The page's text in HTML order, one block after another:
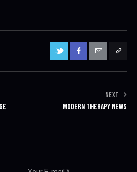
NEXT
MODERN THERAPY NEWS